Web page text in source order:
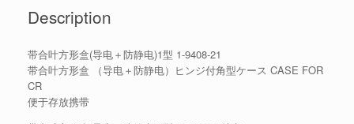
Description
带合叶方形盒(导电＋防静电)1型 1-9408-21
带合叶方形盒 （导电＋防静电）ヒンジ付角型ケース CASE FOR
CR
便于存放携带